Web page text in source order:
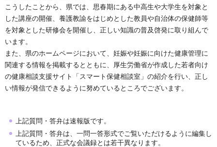
こうしたことから、県では、思春期にある中高生や大学生を対象と
した講座の開催、養護教諭をはじめとした教員や自治体の保健師等
を対象とした研修会を開催し、正しい知識の普及啓発に取り組んで
います。
また、県のホームページにおいて、妊娠や妊娠に向けた健康管理に
関連する情報を掲載するとともに、厚生労働省が作成した若者向け
の健康相談支援サイト「スマート保健相談室」の紹介を行い、正し
い情報が発信できるように努めているところでございます。
上記質問・答弁は速報版です。
上記質問・答弁は、一問一答形式でご覧いただけるように編集し
ているため、正式な会議録とは若干異なります。